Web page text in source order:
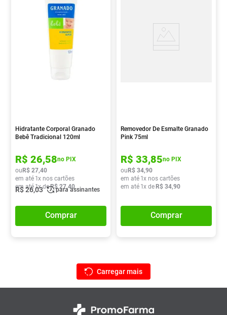
Hidratante Corporal Granado
Bebê Tradicional 120ml
R$ 26,58no PIX
ouR$ 27,40
em até 1x nos cartões
em até 1x deR$ 27,40
R$26,03 para assinantes
Comprar
Removedor De Esmalte Granado
Pink 75ml
R$ 33,85no PIX
ouR$ 34,90
em até 1x nos cartões
em até 1x deR$ 34,90
Comprar